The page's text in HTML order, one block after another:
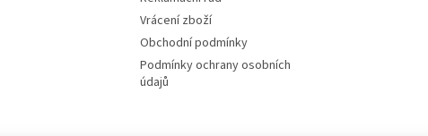
Vrácení zboží
Obchodní podmínky
Podmínky ochrany osobních
údajů